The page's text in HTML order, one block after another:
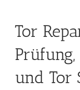
Tor
und Tor